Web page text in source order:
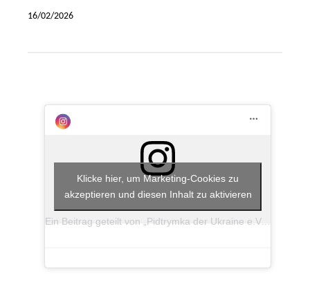
16/02/2026
Ein Beitrag geteilt von „Pidtrymka der Ukraine e.V.“ (@pidtrymka_der_ukraine)
Klicke hier, um Marketing-Cookies zu
akzeptieren und diesen Inhalt zu aktivieren